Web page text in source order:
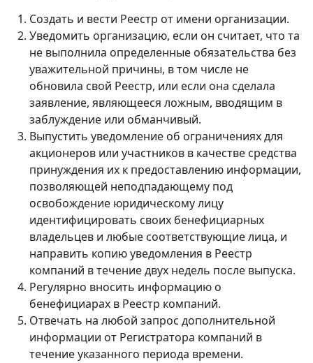
Создать и вести Реестр от имени организации.
Уведомить организацию, если он считает, что та
не выполнила определенные обязательства без
уважительной причины, в том числе не
обновила свой Реестр, или если она сделала
заявление, являющееся ложным, вводящим в
заблуждение или обманчивый.
Выпустить уведомление об ограничениях для
акционеров или участников в качестве средства
принуждения их к предоставлению информации,
позволяющей неподпадающему под
освобождение юридическому лицу
идентифицировать своих бенефициарных
владельцев и любые соответствующие лица, и
направить копию уведомления в Реестр
компаний в течение двух недель после выпуска.
Регулярно вносить информацию о
бенефициарах в Реестр компаний.
Отвечать на любой запрос дополнительной
информации от Регистратора компаний в
течение указанного периода времени.